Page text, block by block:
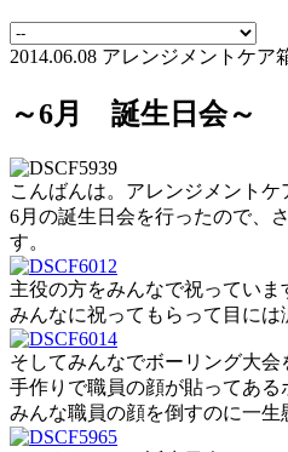
2014.06.08 アレンジメントケア
～6月 誕生日会～
こんばんは。アレンジメントケ
6月の誕生日会を行ったので、
す。
主役の方をみんなで祝っていま
みんなに祝ってもらって目には
そしてみんなでボーリング大会
手作りで職員の顔が貼ってある
みんな職員の顔を倒すのに一生